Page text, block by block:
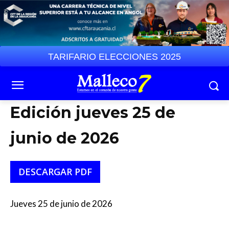
TARIFARIO ELECCIONES 2025
Edición jueves 25 de
junio de 2026
DESCARGAR PDF
Jueves 25 de junio de 2026